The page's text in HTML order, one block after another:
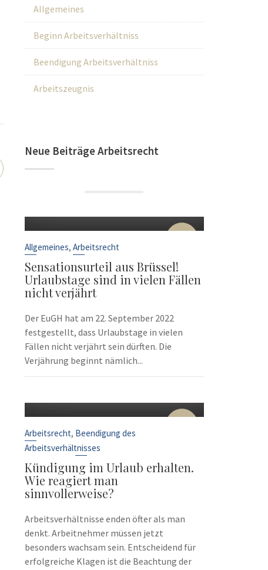
Allgemeines
Beginn Arbeitsverhältniss
Beendigung Arbeitsverhältniss
Arbeitszeugnis
Neue Beiträge Arbeitsrecht
22
Allgemeines,Arbeitsrecht
Sensationsurteil aus Brüssel!
Urlaubstage sind in vielen Fällen
nicht verjährt
Der EuGH hat am 22. September 2022
festgestellt, dass Urlaubstage in vielen
Fällen nicht verjährt sein dürften. Die
Verjährung beginnt nämlich...
10
Arbeitsrecht, Beendigung des
Arbeitsverhältnisses
Kündigung im Urlaub erhalten.
Wie reagiert man
sinnvollerweise?
Arbeitsverhältnisse enden öfter als man
denkt. Arbeitnehmer müssen jetzt
besonders wachsam sein. Entscheidend für
erfolgreiche Klagen ist die Beachtung der